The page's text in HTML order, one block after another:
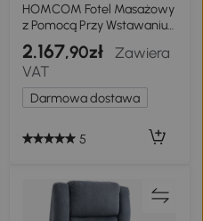
HOMCOM Fotel Masażowy
z Pomocą Przy Wstawaniu
dla Seniorów, 8 Punktów
Masażu, 2 Boczne
Kieszenie, 85 cm x 94 cm x
107 cm, Szary
2.167,90zł
Zawiera
VAT
Darmowa dostawa
5